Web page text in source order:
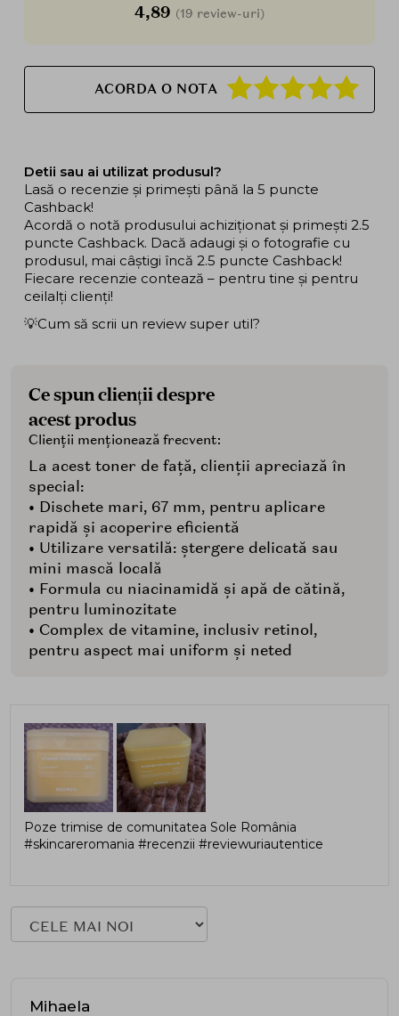
4,89 (19 review-uri)
ACORDA O NOTA
Detii sau ai utilizat produsul?
Lasă o recenzie și primești până la 5 puncte
Cashback!
Acordă o notă produsului achiziționat și primești 2.5
puncte Cashback. Dacă adaugi și o fotografie cu
produsul, mai câștigi încă 2.5 puncte Cashback!
Fiecare recenzie contează – pentru tine și pentru
ceilalți clienți!
💡Cum să scrii un review super util?
Ce spun clienții despre
acest produs
Clienții menționează frecvent:
La acest toner de față, clienții apreciază în
special:
• Dischete mari, 67 mm, pentru aplicare
rapidă și acoperire eficientă
• Utilizare versatilă: ștergere delicată sau
mini mască locală
• Formula cu niacinamidă și apă de cătină,
pentru luminozitate
• Complex de vitamine, inclusiv retinol,
pentru aspect mai uniform și neted
Poze trimise de comunitatea Sole România
#skincareromania #recenzii #reviewuriautentice
Mihaela